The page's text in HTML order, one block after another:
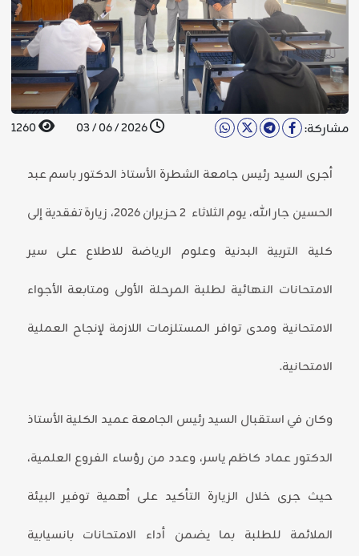
مشاركة: 2026 / 06 / 03
1260
أجرى السيد رئيس جامعة الشطرة الأستاذ الدكتور باسم عبد
الحسين جار الله، يوم الثلاثاء 2 حزيران 2026، زيارة تفقدية إلى
كلية التربية البدنية وعلوم الرياضة للاطلاع على سير
الامتحانات النهائية لطلبة المرحلة الأولى ومتابعة الأجواء
الامتحانية ومدى توافر المستلزمات اللازمة لإنجاح العملية
الامتحانية.
وكان في استقبال السيد رئيس الجامعة عميد الكلية الأستاذ
الدكتور عماد كاظم ياسر، وعدد من رؤساء الفروع العلمية،
حيث جرى خلال الزيارة التأكيد على أهمية توفير البيئة
الملائمة للطلبة بما يضمن أداء الامتحانات بانسيابية